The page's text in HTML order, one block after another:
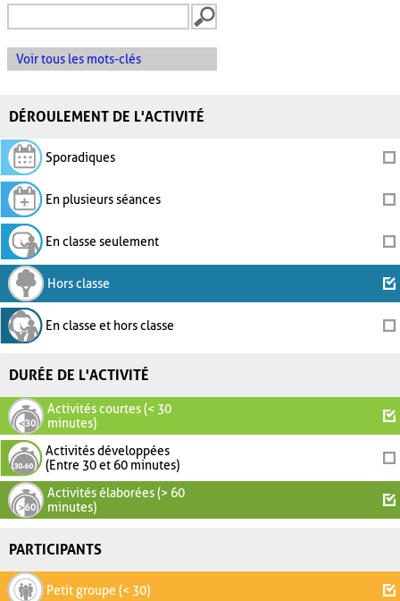
Voir tous les mots-clés
DÉROULEMENT DE L'ACTIVITÉ
Sporadiques
En plusieurs séances
En classe seulement
Hors classe
En classe et hors classe
DURÉE DE L'ACTIVITÉ
Activités courtes (< 30
minutes)
Activités développées
(Entre 30 et 60 minutes)
Activités élaborées (> 60
minutes)
PARTICIPANTS
Petit groupe (< 30)